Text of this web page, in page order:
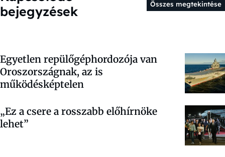
bejegyzések
Összes megtekintése
Egyetlen repülőgéphordozója van
Oroszországnak, az is
működésképtelen
„Ez a csere a rosszabb előhírnöke
lehet”